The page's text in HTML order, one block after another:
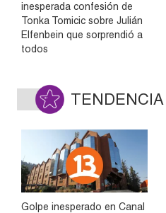
inesperada confesión de
Tonka Tomicic sobre Julián
Elfenbein que sorprendió a
todos
TENDENCIA
Golpe inesperado en Canal